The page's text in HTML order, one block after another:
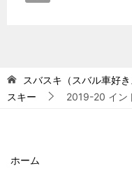
スバスキ（スバル車好
スキー
2019-20 イン
ホーム